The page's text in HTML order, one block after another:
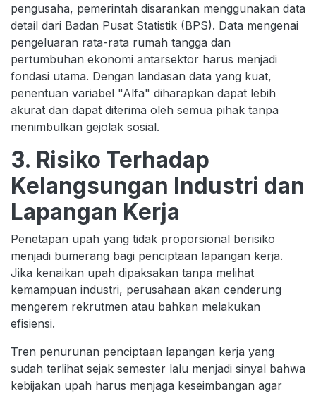
pengusaha, pemerintah disarankan menggunakan data
detail dari Badan Pusat Statistik (BPS). Data mengenai
pengeluaran rata-rata rumah tangga dan
pertumbuhan ekonomi antarsektor harus menjadi
fondasi utama. Dengan landasan data yang kuat,
penentuan variabel "Alfa" diharapkan dapat lebih
akurat dan dapat diterima oleh semua pihak tanpa
menimbulkan gejolak sosial.
3. Risiko Terhadap
Kelangsungan Industri dan
Lapangan Kerja
Penetapan upah yang tidak proporsional berisiko
menjadi bumerang bagi penciptaan lapangan kerja.
Jika kenaikan upah dipaksakan tanpa melihat
kemampuan industri, perusahaan akan cenderung
mengerem rekrutmen atau bahkan melakukan
efisiensi.
Tren penurunan penciptaan lapangan kerja yang
sudah terlihat sejak semester lalu menjadi sinyal bahwa
kebijakan upah harus menjaga keseimbangan agar